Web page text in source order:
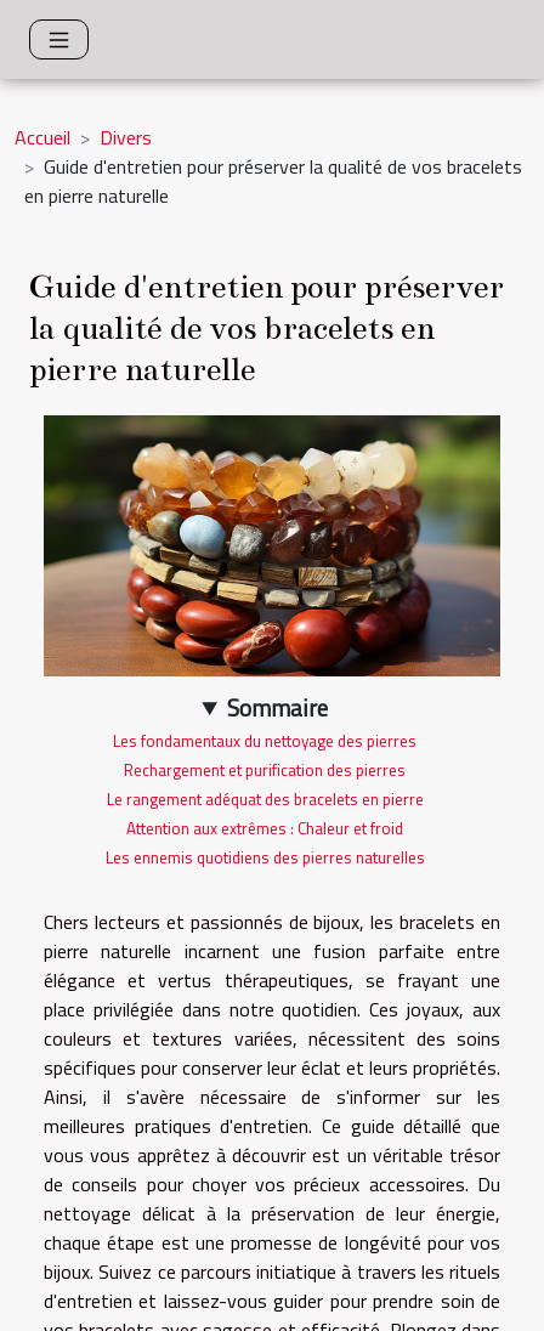
Accueil
Divers
Guide d'entretien pour préserver la qualité de vos bracelets
en pierre naturelle
Guide d'entretien pour préserver
la qualité de vos bracelets en
pierre naturelle
Sommaire
Les fondamentaux du nettoyage des pierres
Rechargement et purification des pierres
Le rangement adéquat des bracelets en pierre
Attention aux extrêmes : Chaleur et froid
Les ennemis quotidiens des pierres naturelles
Chers lecteurs et passionnés de bijoux, les bracelets en
pierre naturelle incarnent une fusion parfaite entre
élégance et vertus thérapeutiques, se frayant une
place privilégiée dans notre quotidien. Ces joyaux, aux
couleurs et textures variées, nécessitent des soins
spécifiques pour conserver leur éclat et leurs propriétés.
Ainsi, il s'avère nécessaire de s'informer sur les
meilleures pratiques d'entretien. Ce guide détaillé que
vous vous apprêtez à découvrir est un véritable trésor
de conseils pour choyer vos précieux accessoires. Du
nettoyage délicat à la préservation de leur énergie,
chaque étape est une promesse de longévité pour vos
bijoux. Suivez ce parcours initiatique à travers les rituels
d'entretien et laissez-vous guider pour prendre soin de